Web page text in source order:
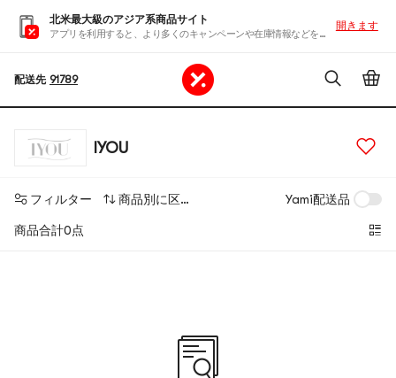
北米最大級のアジア系商品サイト
アプリを利用すると、より多くのキャンペーンや在庫情報などを入手できます
開きます
配送先 91789
IYOU
フィルター 商品別に区分する Yami配送品
商品合計0点